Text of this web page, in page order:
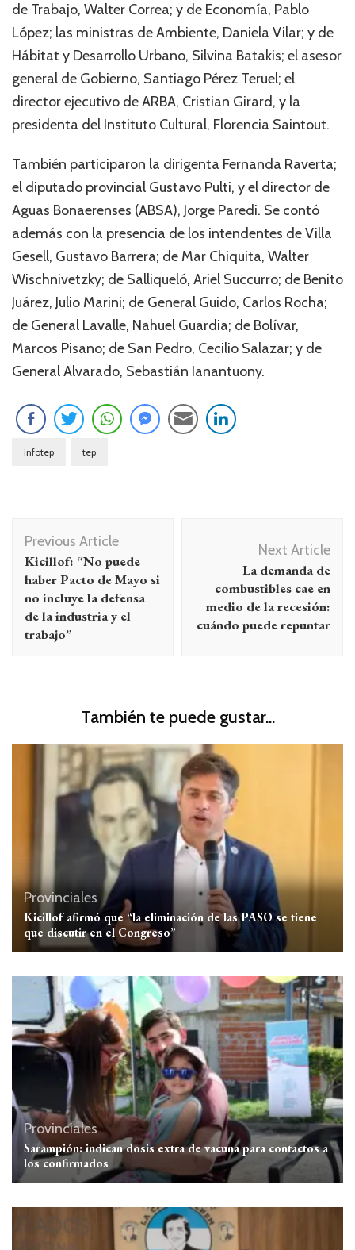
de Trabajo, Walter Correa; y de Economía, Pablo
López; las ministras de Ambiente, Daniela Vilar; y de
Hábitat y Desarrollo Urbano, Silvina Batakis; el asesor
general de Gobierno, Santiago Pérez Teruel; el
director ejecutivo de ARBA, Cristian Girard, y la
presidenta del Instituto Cultural, Florencia Saintout.
También participaron la dirigenta Fernanda Raverta;
el diputado provincial Gustavo Pulti, y el director de
Aguas Bonaerenses (ABSA), Jorge Paredi. Se contó
además con la presencia de los intendentes de Villa
Gesell, Gustavo Barrera; de Mar Chiquita, Walter
Wischnivetzky; de Salliqueló, Ariel Succurro; de Benito
Juárez, Julio Marini; de General Guido, Carlos Rocha;
de General Lavalle, Nahuel Guardia; de Bolívar,
Marcos Pisano; de San Pedro, Cecilio Salazar; y de
General Alvarado, Sebastián Ianantuony.
infotep tep
Navegación
de
entradas
Previous Article
Kicillof: “No puede
haber Pacto de Mayo si
no incluye la defensa
de la industria y el
trabajo”
Next Article
La demanda de
combustibles cae en
medio de la recesión:
cuándo puede repuntar
También te puede gustar...
Provinciales
Kicillof afirmó que “la eliminación de las PASO se tiene
que discutir en el Congreso”
Provinciales
Sarampión: indican dosis extra de vacuna para contactos a
los confirmados